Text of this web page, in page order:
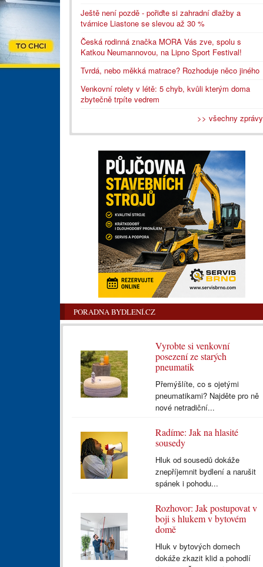
Ještě není pozdě - pořiďte si zahradní dlažby a
tvárnice Liastone se slevou až 30 %
Česká rodinná značka MORA Vás zve, spolu s
Katkou Neumannovou, na Lipno Sport Festival!
Tvrdá, nebo měkká matrace? Rozhoduje něco jiného
Venkovní rolety v létě: 5 chyb, kvůli kterým doma
zbytečně trpíte vedrem
>> všechny zprávy
PORADNA BYDLENÍ.CZ
Vyrobte si venkovní
posezení ze starých
pneumatik
Přemýšlíte, co s ojetými
pneumatikami? Najděte pro ně
nové netradiční...
Radíme: Jak na hlasité
sousedy
Hluk od sousedů dokáže
znepříjemnit bydlení a narušit
spánek i pohodu...
Rozhovor: Jak postupovat v
boji s hlukem v bytovém
domě
Hluk v bytových domech
dokáže zkazit klid a pohodlí